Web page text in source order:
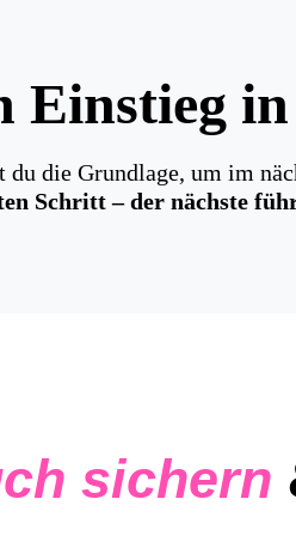
Einstieg
die Grundlage, um im
Schritt – der nächste
sichern